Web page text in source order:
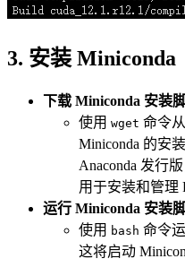
3. 安装 Miniconda
下载 Miniconda 安装
使用 wget 命令
Miniconda 的安
Anaconda 发行
用于安装和管理
运行 Miniconda 安装
使用 bash 命令
这将启动